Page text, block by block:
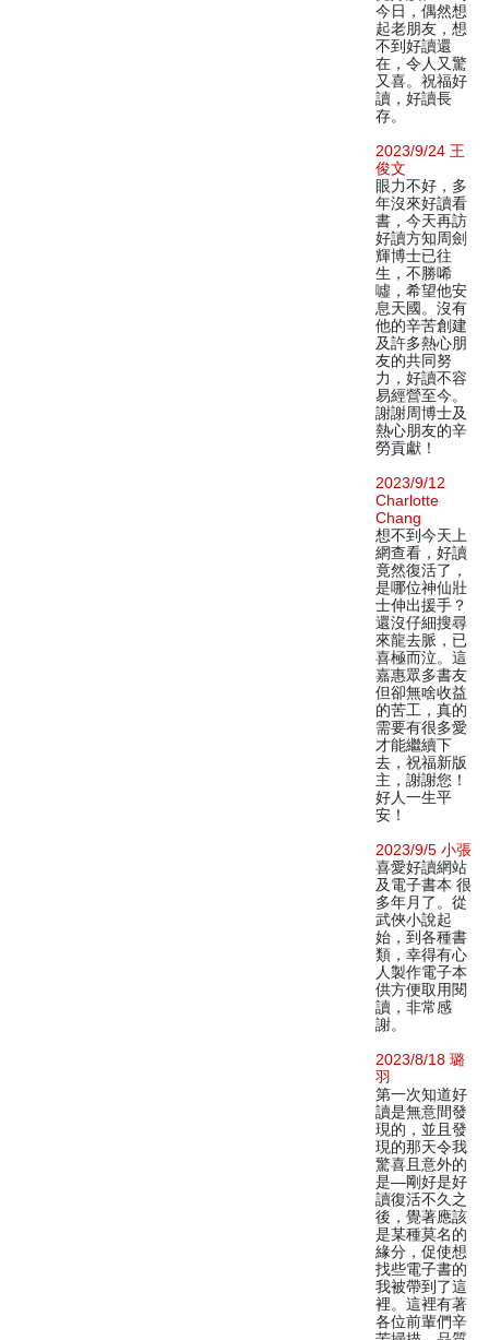
今日，偶然想
起老朋友，想
不到好讀還
在，令人又驚
又喜。祝福好
讀，好讀長
存。
2023/9/24 王
俊文
眼力不好，多
年沒來好讀看
書，今天再訪
好讀方知周劍
輝博士已往
生，不勝唏
噓，希望他安
息天國。沒有
他的辛苦創建
及許多熱心朋
友的共同努
力，好讀不容
易經營至今。
謝謝周博士及
熱心朋友的辛
勞貢獻！
2023/9/12
Charlotte
Chang
想不到今天上
網查看，好讀
竟然復活了，
是哪位神仙壯
士伸出援手？
還沒仔細搜尋
來龍去脈，已
喜極而泣。這
嘉惠眾多書友
但卻無啥收益
的苦工，真的
需要有很多愛
才能繼續下
去，祝福新版
主，謝謝您！
好人一生平
安！
2023/9/5 小張
喜愛好讀網站
及電子書本 很
多年月了。從
武俠小說起
始，到各種書
類，幸得有心
人製作電子本
供方便取用閱
讀，非常感
謝。
2023/8/18 璐
羽
第一次知道好
讀是無意間發
現的，並且發
現的那天令我
驚喜且意外的
是—剛好是好
讀復活不久之
後，覺著應該
是某種莫名的
緣分，促使想
找些電子書的
我被帶到了這
裡。這裡有著
各位前輩們辛